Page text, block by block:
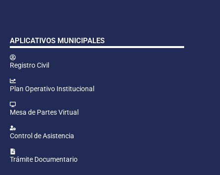
APLICATIVOS MUNICIPALES
Registro Civil
Plan Operativo Institucional
Mesa de Partes Virtual
Control de Asistencia
Trámite Documentario